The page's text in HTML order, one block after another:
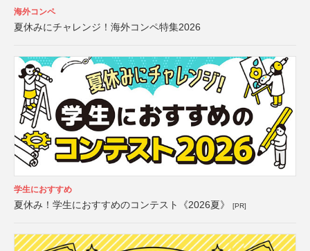
海外コンペ
夏休みにチャレンジ！海外コンペ特集2026
学生におすすめ
夏休み！学生におすすめのコンテスト《2026夏》 [PR]